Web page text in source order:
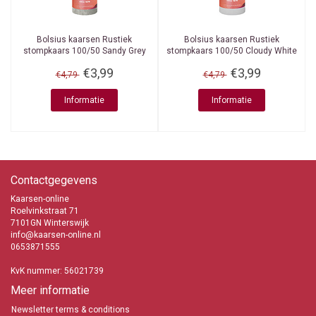
Bolsius kaarsen Rustiek
stompkaars 100/50 Sandy Grey
€4,79 €3,99
Informatie
Bolsius kaarsen Rustiek
stompkaars 100/50 Cloudy White
€4,79 €3,99
Informatie
Contactgegevens
Kaarsen-online
Roelvinkstraat 71
7101GN Winterswijk
info@kaarsen-online.nl
0653871555
KvK nummer: 56021739
Meer informatie
Newsletter terms & conditions